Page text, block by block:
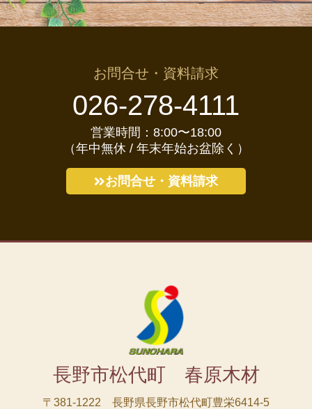
お問合せ・資料請求
026-278-4111
営業時間：8:00〜18:00
（年中無休 / 年末年始お盆除く）
お問合せ・資料請求
長野市松代町 春原木材
〒381-1222 長野県長野市松代町豊栄6414-5